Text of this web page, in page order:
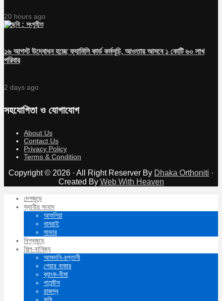
20 hours ago
১৬ আগস্ট উদ্বোধন হচ্ছে ফ্যামিলি কার্ড কর্মসূচি, আওতায় আসবে ১ কোটি ৬০ লাখ
পরিবার
2 days ago
সহযোগিতা ও যোগাযোগ
About Us
Contact Us
Privacy Policy
Terms & Condition
Copyright © 2026 · All Right Reserver By Dhaka Orthoniti ·
Created By Web With Heaven
দেশজুড়ে
স্থানীয় সংবাদ
আশুলিয়া
ধামরাই
সাভার
বিশ্বজুড়ে
শিল্প-বানিজ্য
আমদানি-রপ্তানী
শেয়ার বাজার
ব্যাংক-বীমা
গার্মেন্টস
রাজস্ব